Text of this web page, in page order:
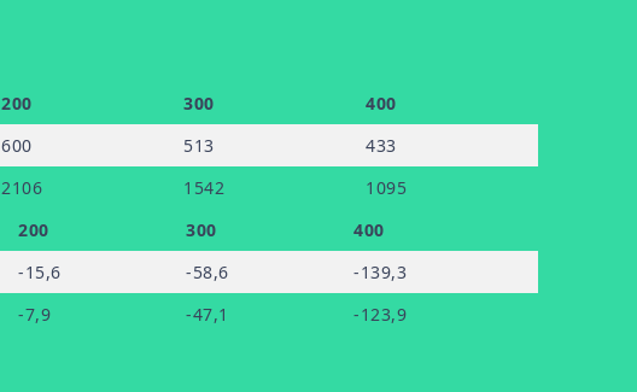
200 300
400
600 513
433
2106 1542
1095
200 300
400
-15,6 -58,6 -139,3
-7,9 -47,1 -123,9